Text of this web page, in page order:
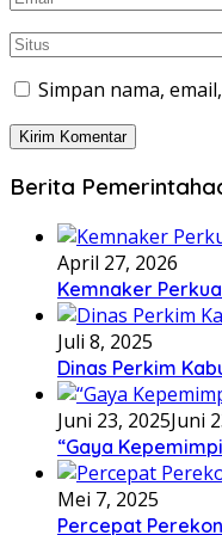
Simpan nama,
Berita
April 27, 2026
Kemnaker
Juli 8, 2025
Dinas Perkim
Juni 23, 2025Juni
“Gaya
Mei 7, 2025
Percepat